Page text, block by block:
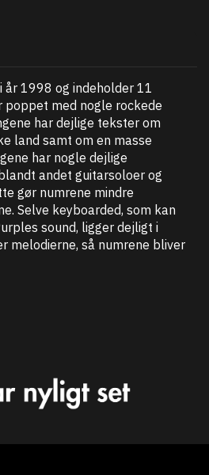
år 1998 og indeholder 11
poppet med nogle rockede
har dejlige tekster om
land samt om en masse
har nogle dejlige
andet guitarsoloer og
gør numrene mindre
Selve keyboarded, som kan
sound, ligger dejligt i
melodierne, så numrene bliver